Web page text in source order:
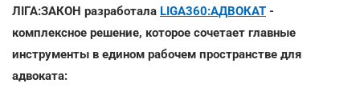
ЛІГА:ЗАКОН разработала LIGA360:АДВОКАТ -
комплексное решение, которое сочетает главные
инструменты в едином рабочем пространстве для
адвоката: